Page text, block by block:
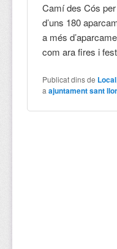
Camí des Cós
d’uns 180
a més
com ara fires i
Publicat dins de Local
a ajuntament sant